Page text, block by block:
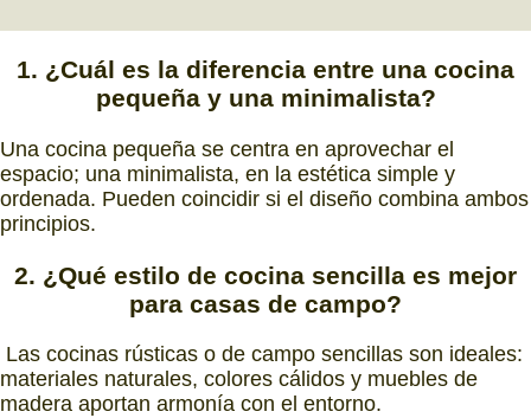
1. ¿Cuál es la diferencia entre una cocina
pequeña y una minimalista?
Una cocina pequeña se centra en aprovechar el
espacio; una minimalista, en la estética simple y
ordenada. Pueden coincidir si el diseño combina ambos
principios.
2. ¿Qué estilo de cocina sencilla es mejor
para casas de campo?
Las cocinas rústicas o de campo sencillas son ideales:
materiales naturales, colores cálidos y muebles de
madera aportan armonía con el entorno.